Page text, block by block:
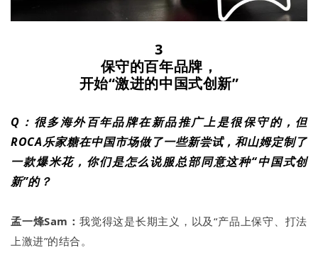
3
保守的百年品牌，
开始“激进的中国式创新”
Q：很多海外百年品牌在新品推广上是很保守的，但
ROCA乐家糖在中国市场做了一些新尝试，和山姆定制了
一款爆米花，你们是怎么说服总部同意这种“中国式创
新”的？
孟一烽Sam： 我觉得这是长期主义，以及“产品上保守、打法
上激进”的结合。